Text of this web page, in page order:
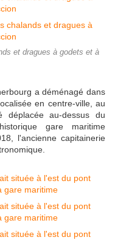
et dragues à godets et à
a déménagé dans
en centre-ville, au
au-dessus du
gare maritime
l'ancienne capitainerie